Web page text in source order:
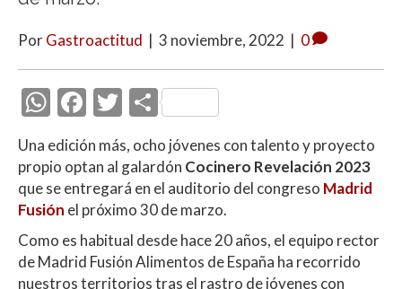
PorGastroactitud | 3 noviembre, 2022 | 0
W
h
at
s
A
p
p
F
e
b
o
o
k
T
itt
er
C
o
m
p
ar
ti
r
Una edición más, ocho jóvenes con talento y proyecto
propio optan al galardón Cocinero Revelación 2023
que se entregará en el auditorio del congreso Madrid
Fusión el próximo 30 de marzo.
Como es habitual desde hace 20 años, el equipo rector
de Madrid Fusión Alimentos de España ha recorrido
nuestros territorios tras el rastro de jóvenes con